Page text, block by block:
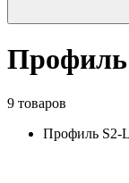
9 товаров
Профиль S2-